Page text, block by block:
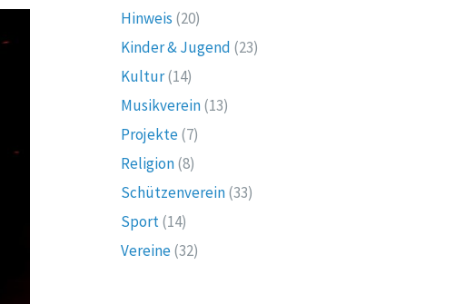
Hinweis (20)
Kinder & Jugend (23)
Kultur(14)
Musikverein(13)
Projekte(7)
Religion(8)
Schützenverein(33)
Sport(14)
Vereine(32)